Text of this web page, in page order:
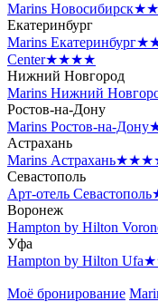
Marins Новосибирск
Екатеринбург
Marins Екатеринбург
Center★★★★
Нижний Новгород
Marins Нижний
Ростов-на-Дону
Marins Ростов-на-Дону
Астрахань
Marins Астрахань
Севастополь
Арт-отель Севастополь
Воронеж
Hampton by Hilton
Уфа
Hampton by Hilton Ufa
Моё бронирование